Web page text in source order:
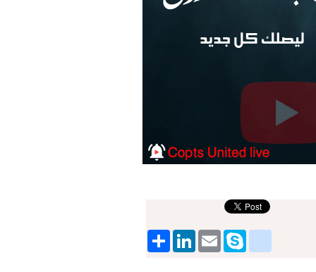
ShareLinkedIn EmailSkype
google_bookmarks